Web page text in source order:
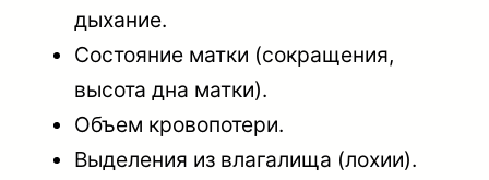
дыхание.
Состояние матки (сокращения,
высота дна матки).
Объем кровопотери.
Выделения из влагалища (лохии).